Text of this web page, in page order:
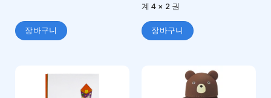
장바구니
계 4 × 2 권
장바구니